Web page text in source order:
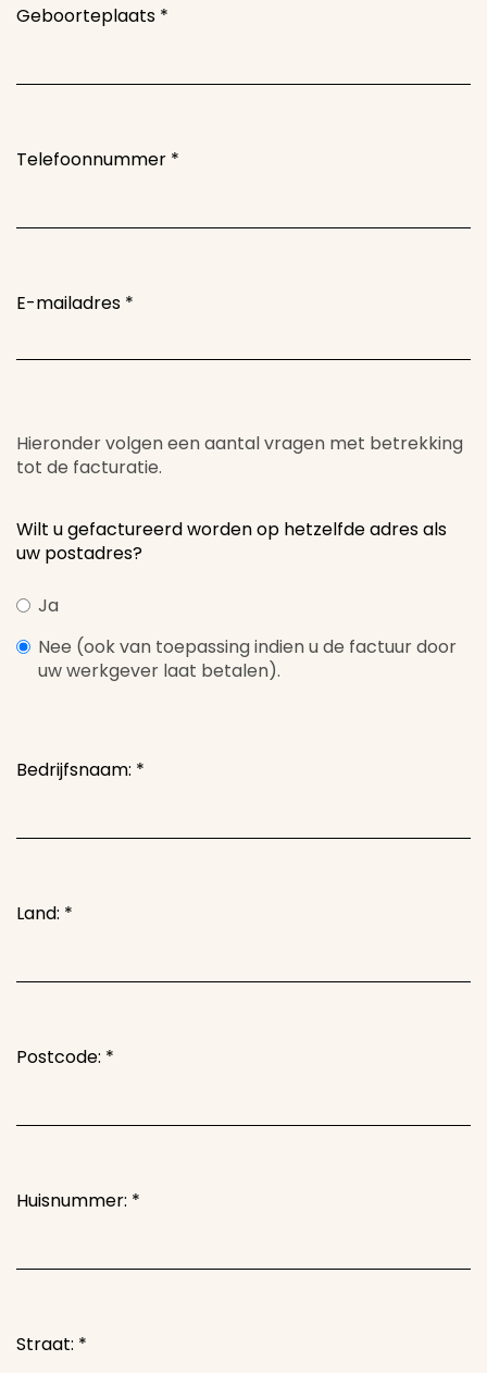
Geboorteplaats *
Telefoonnummer *
E-mailadres *
Hieronder volgen een aantal vragen met betrekking
tot de facturatie.
Wilt u gefactureerd worden op hetzelfde adres als
uw postadres?
Ja
Nee (ook van toepassing indien u de factuur door
uw werkgever laat betalen).
Bedrijfsnaam: *
Land: *
Postcode: *
Huisnummer: *
Straat: *